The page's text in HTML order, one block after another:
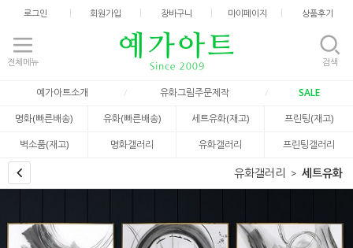
로그인 회원가입 장바구니 마이페이지 상품후기
전체메뉴 검색
예가아트소개 유화그림주문제작
SALE
명화(빠른배송)
유화(빠른배송) 세트유화(재고)
프린팅(재고)
벽소품(재고)
명화갤러리 유화갤러리 프린팅갤러리
유화갤러리 세트유화